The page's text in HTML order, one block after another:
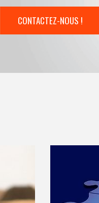
CONTACTEZ-NOUS !